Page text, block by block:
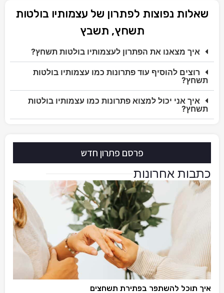
שאלות נפוצות לפתרון של עצמותיו בולטות
תשחץ, תשבץ
איך מצאנו את הפתרון לעצמותיו בולטות תשחץ?
רוצים להוסיף עוד פתרונות כמו עצמותיו בולטות
תשחץ?
איך אני יכול למצוא פתרונות כמו עצמותיו בולטות
תשחץ?
פרסם פתרון חדש
כתבות אחרונות
איך תוכל להשתפר בפתירת תשחצים